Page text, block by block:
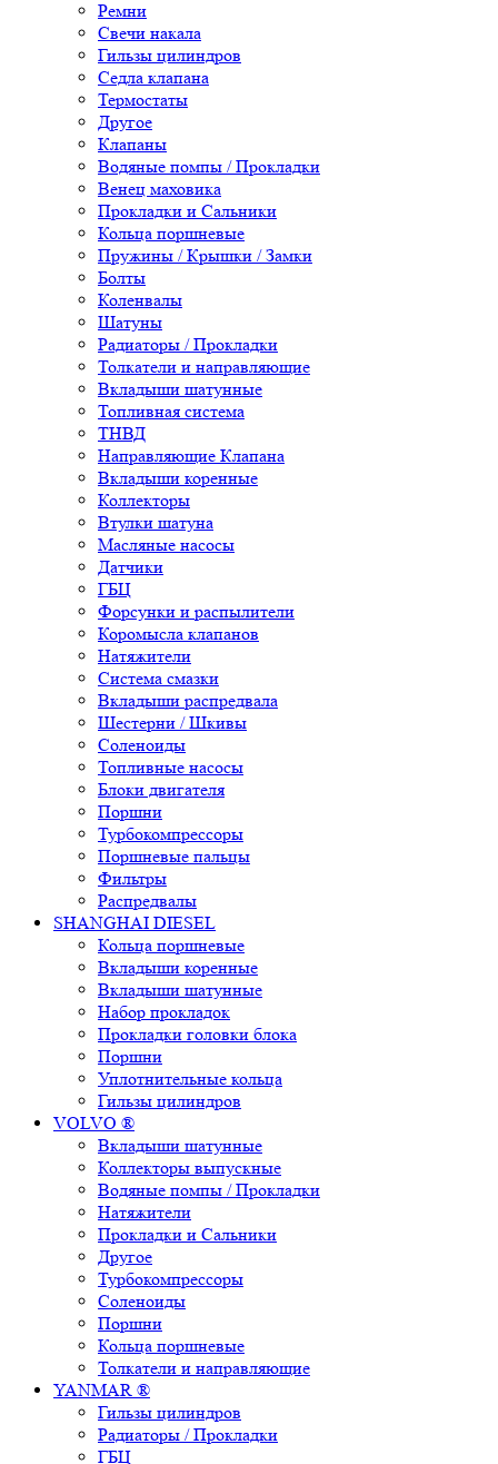
Ремни
Свечи накала
Гильзы цилиндров
Седла клапана
Термостаты
Другое
Клапаны
Водяные помпы / Прокладки
Венец маховика
Прокладки и Сальники
Кольца поршневые
Пружины / Крышки / Замки
Болты
Коленвалы
Шатуны
Радиаторы / Прокладки
Толкатели и направляющие
Вкладыши шатунные
Топливная система
ТНВД
Направляющие Клапана
Вкладыши коренные
Коллекторы
Втулки шатуна
Масляные насосы
Датчики
ГБЦ
Форсунки и распылители
Коромысла клапанов
Натяжители
Система смазки
Вкладыши распредвала
Шестерни / Шкивы
Соленоиды
Топливные насосы
Блоки двигателя
Поршни
Турбокомпрессоры
Поршневые пальцы
Фильтры
Распредвалы
SHANGHAI DIESEL
Кольца поршневые
Вкладыши коренные
Вкладыши шатунные
Набор прокладок
Прокладки головки блока
Поршни
Уплотнительные кольца
Гильзы цилиндров
VOLVO ®
Вкладыши шатунные
Коллекторы выпускные
Водяные помпы / Прокладки
Натяжители
Прокладки и Сальники
Другое
Турбокомпрессоры
Соленоиды
Поршни
Кольца поршневые
Толкатели и направляющие
YANMAR ®
Гильзы цилиндров
Радиаторы / Прокладки
ГБЦ